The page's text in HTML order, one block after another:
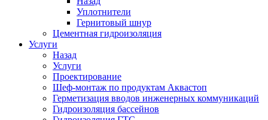
Уплотнители
Гернитовый шнур
Цементная гидроизоляция
Услуги
Назад
Услуги
Проектирование
Шеф-монтаж по продуктам Аквастоп
Герметизация вводов инженерных коммуникаций
Гидроизоляция бассейнов